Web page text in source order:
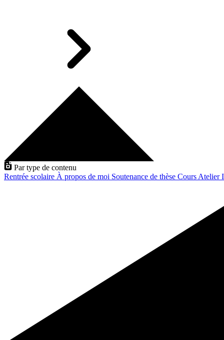
Par type de contenu
Rentrée scolaire À propos de moi Soutenance de thèse Cours Atelier